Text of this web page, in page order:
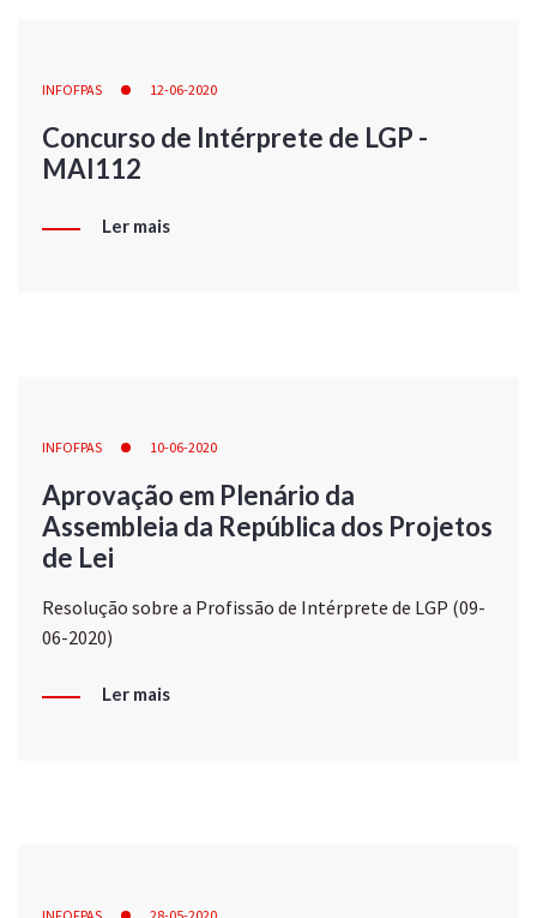
INFOFPAS 12-06-2020
Concurso de Intérprete de LGP -
MAI112
Ler mais
INFOFPAS 10-06-2020
Aprovação em Plenário da
Assembleia da República dos Projetos
de Lei
Resolução sobre a Profissão de Intérprete de LGP (09-
06-2020)
Ler mais